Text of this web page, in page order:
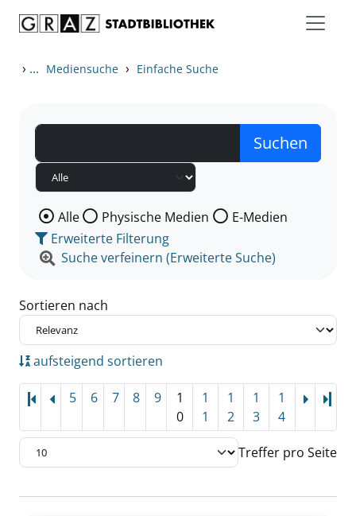
› ... Mediensuche › Einfache Suche
Wählen Sie die Medienart nach der Sie suchen wollen.
Alle Physische Medien
E-Medien
Erweiterte Filterung
Suche verfeinern (Erweiterte Suche)
Sortieren nach
aufsteigend sortieren
5 6 7 8 9
1
0
1
1
1
2
1
3
1
4
Treffer pro Seite